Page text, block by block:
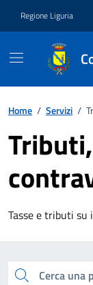
Regione Liguria
Home / Servizi /
Tasse e tributi
Cerca una parola chiave